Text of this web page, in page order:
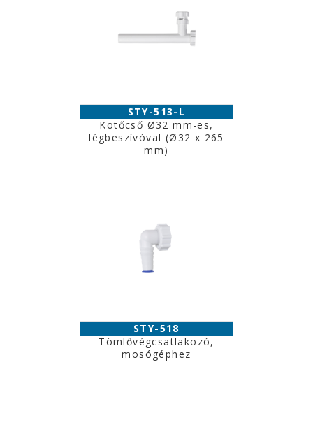
STY-513-L
Kötőcső Ø32 mm-es,
légbeszívóval (Ø32 x 265
mm)
STY-518
Tömlővégcsatlakozó,
mosógéphez